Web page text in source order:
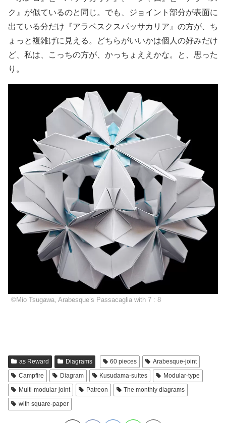
ク』が似ているのと同じ。でも、ジョイント部分が表面に
出ている分だけ『アラベスクスパッサカリア』の方が、ち
ょっと複雑げに見える。どちらがいいかは個人の好みだけ
ど、私は、こっちの方が、かっちょええかな。と、思った
り。
©Mio Tsugawa, Arabesque’s Passacaglia with 7 : 8
as Reward Diagrams 60 pieces
Arabesque-joint
Campfire
Diagram Kusudama-suites
Modular-type
Multi-modular-joint
Patreon
The monthly diagrams
with square-paper